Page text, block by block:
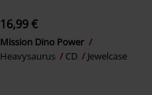
16,99 €
Mission Dino Power
Heavysaurus
CD Jewelcase